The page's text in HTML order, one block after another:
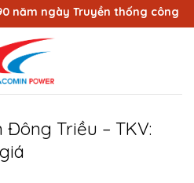
năm ngày Truyền thống công
Triều – TKV: